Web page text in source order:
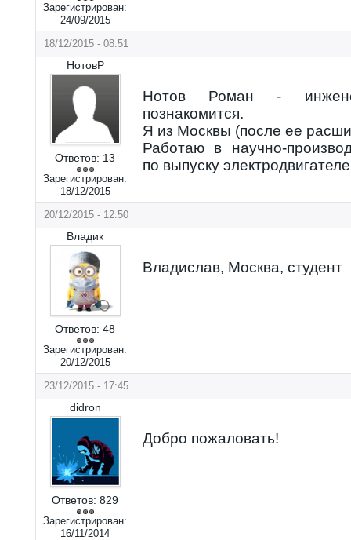
Зарегистрирован:
24/09/2015
18/12/2015 - 08:51
НотовР
Ответов: 13
Зарегистрирован:
18/12/2015
Нотов Роман -
познакомится.
Я из Москвы (после ее
Работаю в научно-
по выпуску
20/12/2015 - 12:50
Владик
Ответов: 48
Зарегистрирован:
20/12/2015
Владислав, Москва, студент
23/12/2015 - 17:45
didron
Ответов: 829
Зарегистрирован:
16/11/2014
Добро пожаловать!